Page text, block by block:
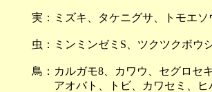
実：ミズキ、タケニグサ、トモエ
虫：ミンミンゼミS、ツクツクボウ
鳥：カルガモ8、カワウ、セグロセ
アオバト、トビ、カワセミ、ヒ